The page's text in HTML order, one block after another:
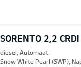
SORENTO 2,2
diesel, Automaat
Snow White Pearl (SWP),